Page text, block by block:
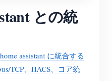
との統
assistant に統合する
TCP、HACS、コア統